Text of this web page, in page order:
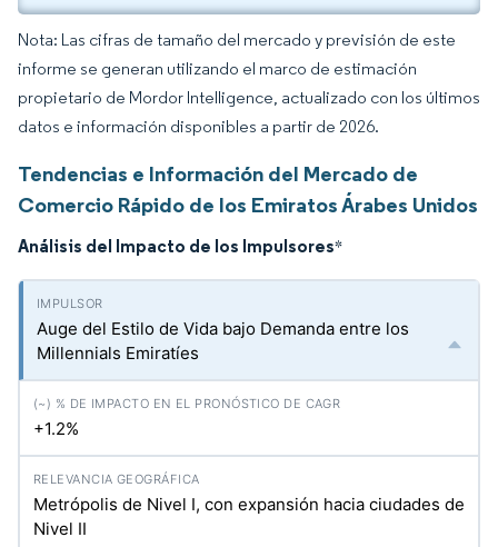
Nota: Las cifras de tamaño del mercado y previsión de este
informe se generan utilizando el marco de estimación
propietario de Mordor Intelligence, actualizado con los últimos
datos e información disponibles a partir de 2026.
Tendencias e Información del Mercado de
Comercio Rápido de los Emiratos Árabes Unidos
Análisis del Impacto de los Impulsores*
Auge del Estilo de Vida bajo Demanda entre los
Millennials Emiratíes
+1.2%
Metrópolis de Nivel I, con expansión hacia ciudades de
Nivel II